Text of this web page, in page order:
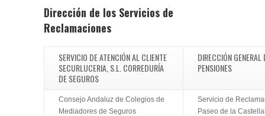
Dirección de los Servicios de
Reclamaciones
SERVICIO DE ATENCIÓN AL CLIENTE
SECURLUCERIA, S.L. CORREDURÍA
DE SEGUROS
DIRECCIÓN
PENSIONES
Consejo Andaluz de Colegios de
Mediadores de Seguros
Servicio de
Paseo de la